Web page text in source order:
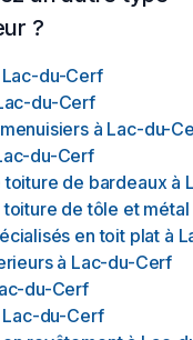
?
Lac-du-Cerf
du-Cerf
à Lac-du-
du-Cerf
toiture de bardeaux à
de tôle et métal
en toit plat à
à Lac-du-Cerf
du-Cerf
Lac-du-Cerf